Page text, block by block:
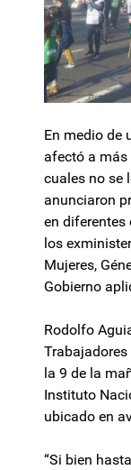
En medio de
afectó a más
cuales no se
anunciaron
en diferentes
los
Mujeres,
Gobierno
Rodolfo
la 9 de la
Instituto
ubicado en
“Si bien